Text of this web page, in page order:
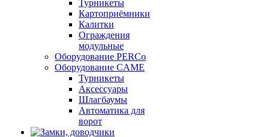
Турникеты
Картоприёмники
Калитки
Ограждения
модульные
Оборудование PERCo
Оборудование CAME
Турникеты
Аксессуары
Шлагбаумы
Автоматика для
ворот